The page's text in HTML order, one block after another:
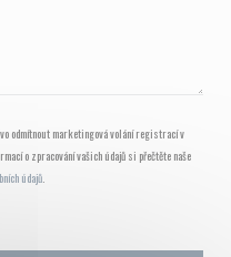
odmítnout marketingová volání registrací v
o zpracování vašich údajů si přečtěte naše
údajů